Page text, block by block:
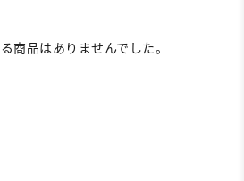
商品はありませんでした。